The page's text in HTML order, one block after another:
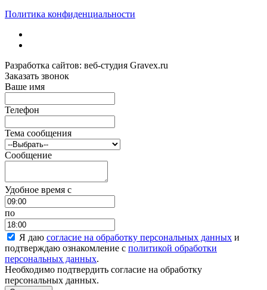
Политика конфиденциальности
Разработка сайтов: веб-студия Gravex.ru
Заказать звонок
Ваше имя
Телефон
Тема сообщения
Сообщение
Удобное время c
по
Я даю согласие на обработку персональных данных и
подтверждаю ознакомление с политикой обработки
персональных данных.
Необходимо подтвердить согласие на обработку
персональных данных.